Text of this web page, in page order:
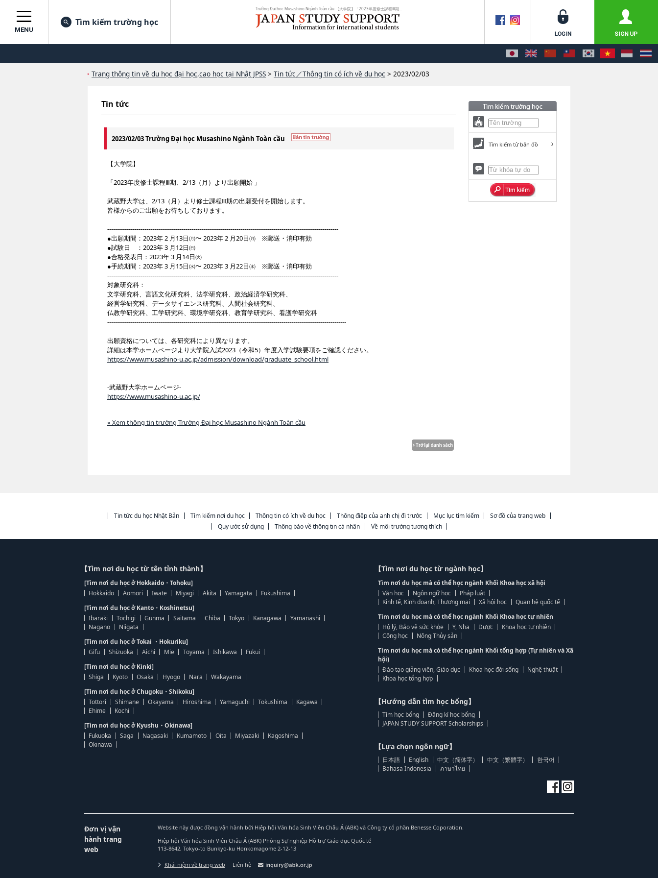
MENU
Tìm kiếm trường học
Trang thông tin về du học đại học,cao học tại Nhật JPSS > Tin tức／Thông tin có ích về du học > 2023/02/03
Tin tức
2023/02/03 Trường Đại học Musashino Ngành Toàn cầu
【大学院】
「2023年度修士課程Ⅲ期、2/13（月）より出願開始 」
武蔵野大学は、2/13（月）より修士課程Ⅲ期の出願受付を開始します。
皆様からのご出願をお待ちしております。
----------------------------------------------------------------------------------------------------------------------
●出願期間：2023年 2 月13日㈪〜 2023年 2 月20日㈪ ※郵送・消印有効
●試験日 ：2023年 3 月12日㈰
●合格発表日：2023年 3 月14日㈫
●手続期間：2023年 3 月15日㈬〜 2023年 3 月22日㈬ ※郵送・消印有効
----------------------------------------------------------------------------------------------------------------------
対象研究科：
文学研究科、言語文化研究科、法学研究科、政治経済学研究科、
経営学研究科、データサイエンス研究科、人間社会研究科、
仏教学研究科、工学研究科、環境学研究科、教育学研究科、看護学研究科
--------------------------------------------------------------------------------------------------------------------------
出願資格については、各研究科により異なります。
詳細は本学ホームページより大学院入試2023（令和5）年度入学試験要項をご確認ください。
https://www.musashino-u.ac.jp/admission/download/graduate_school.html
-武蔵野大学ホームページ-
https://www.musashino-u.ac.jp/
» Xem thông tin trường Trường Đại học Musashino Ngành Toàn cầu
Tìm kiếm từ bản đồ
Tin tức du học Nhật Bản Tìm kiếm nơi du học Thông tin có ích về du học Thông điệp của anh chị đi trước Mục lục tìm kiếm
Sơ đồ của trang web
Quy ước sử dụng
Thông báo về thông tin cá nhân Về môi trường tương thích
【Tìm nơi du học từ tên tỉnh thành】
[Tìm nơi du học ở Hokkaido・Tohoku]
Hokkaido
Aomori Iwate Miyagi Akita Yamagata
Fukushima
[Tìm nơi du học ở Kanto・Koshinetsu]
Ibaraki
Tochigi Gunma Saitama Chiba Tokyo Kanagawa
Yamanashi
Nagano
Niigata
[Tìm nơi du học ở Tokai ・Hokuriku]
Gifu
Shizuoka Aichi Mie Toyama Ishikawa
Fukui
[Tìm nơi du học ở Kinki]
Shiga
Kyoto Osaka Hyogo Nara
Wakayama
[Tìm nơi du học ở Chugoku・Shikoku]
Tottori
Shimane Okayama Hiroshima Yamaguchi Tokushima
Kagawa
Ehime
Kochi
[Tìm nơi du học ở Kyushu・Okinawa]
Fukuoka
Saga Nagasaki Kumamoto Oita Miyazaki
Kagoshima
Okinawa
【Tìm nơi du học từ ngành học】
Tìm nơi du học mà có thể học ngành Khối Khoa học xã hội
Văn học
Ngôn ngữ học
Pháp luật
Kinh tế, Kinh doanh, Thương mại
Xã hội học
Quan hệ quốc tế
Tìm nơi du học mà có thể học ngành Khối Khoa học tự nhiên
Hộ lý, Bảo vệ sức khỏe
Y, Nha Dược
Khoa học tự nhiên
Công học
Nông Thủy sản
Tìm nơi du học mà có thể học ngành Khối tổng hợp (Tự nhiên và Xã
hội)
Đào tạo giảng viên, Giáo dục
Khoa học đời sống
Nghệ thuật
Khoa học tổng hợp
【Hướng dẫn tìm học bổng】
Tìm học bổng
Đăng kí học bổng
JAPAN STUDY SUPPORT Scholarships
【Lựa chọn ngôn ngữ】
日本語 English 中文（简体字） 中文（繁體字）
한국어
Bahasa Indonesia
ภาษาไทย
Đơn vị vận
hành trang
web
Website này được đồng vận hành bởi Hiệp hội Văn hóa Sinh Viên Châu Á (ABK) và Công ty cổ phần Benesse Coporation.
Hiệp hội Văn hóa Sinh Viên Châu Á (ABK) Phòng Sự nghiệp Hỗ trợ Giáo dục Quốc tế
113-8642, Tokyo-to Bunkyo-ku Honkomagome 2-12-13
Khái niệm về trang web Liên hệ